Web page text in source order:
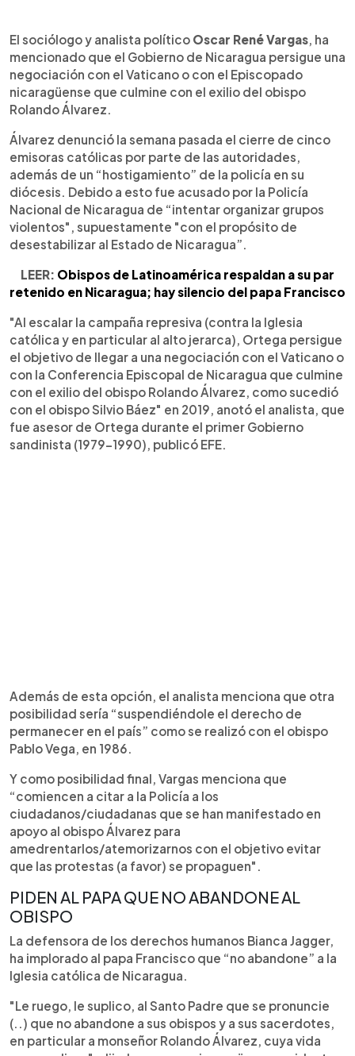
► Escuchar artículo
El sociólogo y analista político Oscar René Vargas , ha
mencionado que el Gobierno de Nicaragua persigue una
negociación con el Vaticano o con el Episcopado
nicaragüense que culmine con el exilio del obispo
Rolando Álvarez.
Álvarez denunció la semana pasada el cierre de cinco
emisoras católicas por parte de las autoridades,
además de un “hostigamiento” de la policía en su
diócesis. Debido a esto fue acusado por la Policía
Nacional de Nicaragua de “intentar organizar grupos
violentos", supuestamente "con el propósito de
desestabilizar al Estado de Nicaragua”.
LEER: Obispos de Latinoamérica respaldan a su par
retenido en Nicaragua; hay silencio del papa Francisco
"Al escalar la campaña represiva (contra la Iglesia
católica y en particular al alto jerarca), Ortega persigue
el objetivo de llegar a una negociación con el Vaticano o
con la Conferencia Episcopal de Nicaragua que culmine
con el exilio del obispo Rolando Álvarez, como sucedió
con el obispo Silvio Báez" en 2019, anotó el analista, que
fue asesor de Ortega durante el primer Gobierno
sandinista (1979-1990), publicó EFE.
Además de esta opción, el analista menciona que otra
posibilidad sería “suspendiéndole el derecho de
permanecer en el país” como se realizó con el obispo
Pablo Vega, en 1986.
Y como posibilidad final, Vargas menciona que
“comiencen a citar a la Policía a los
ciudadanos/ciudadanas que se han manifestado en
apoyo al obispo Álvarez para
amedrentarlos/atemorizarnos con el objetivo evitar
que las protestas (a favor) se propaguen".
PIDEN AL PAPA QUE NO ABANDONE AL
OBISPO
La defensora de los derechos humanos Bianca Jagger,
ha implorado al papa Francisco que “no abandone” a la
Iglesia católica de Nicaragua.
"Le ruego, le suplico, al Santo Padre que se pronuncie
(..) que no abandone a sus obispos y a sus sacerdotes,
en particular a monseñor Rolando Álvarez, cuya vida